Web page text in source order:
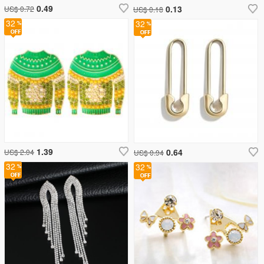
32
US$ 0.94 0.64
US$ 0.18 0.13
32
US$ 0.72 0.49
32
US$ 2.04 1.39
32